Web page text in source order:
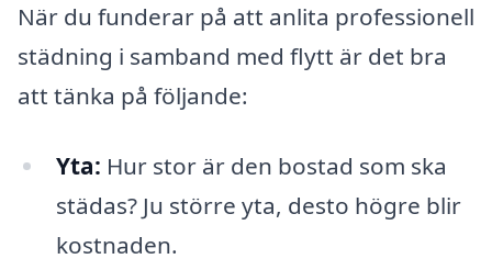
När du funderar på att anlita professionell
städning i samband med flytt är det bra
att tänka på följande:
Yta: Hur stor är den bostad som ska
städas? Ju större yta, desto högre blir
kostnaden.